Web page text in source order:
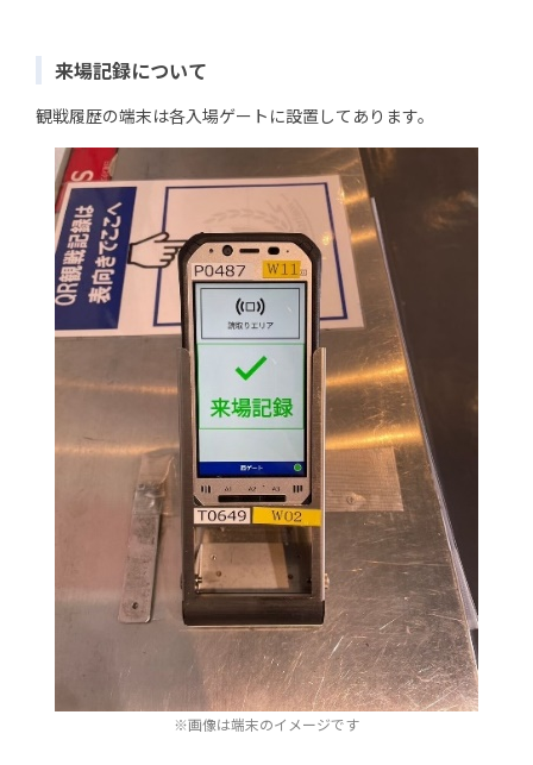
来場記録について
観戦履歴の端末は各入場ゲートに設置してあります。
※画像は端末のイメージです